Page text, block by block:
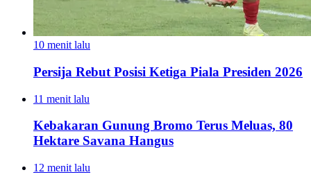
10 menit lalu
Persija Rebut Posisi Ketiga Piala Presiden 2026
11 menit lalu
Kebakaran Gunung Bromo Terus Meluas, 80
Hektare Savana Hangus
12 menit lalu